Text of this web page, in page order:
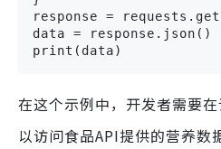
response =
data = response.json()
print(data)
在这个示例中，开发者需要在
以访问食品API提供的营养数